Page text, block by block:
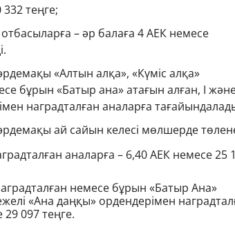
теңге;
– әр балаға 4 АЕК немесе
«Алтын алқа», «Күміс алқа»
бұрын «Батыр ана» атағын алған, І және
наградталған аналарға
ай сайын келесі мөлшерде
аналарға – 6,40 АЕК немесе 25
немесе бұрын «Батыр Ана»
«Ана даңқы» ордендерімен
097 теңге.